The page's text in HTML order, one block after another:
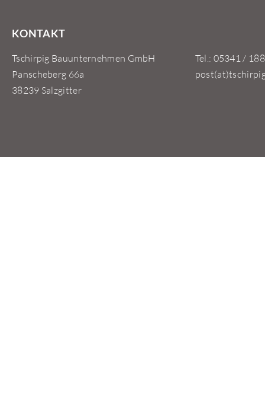
KONTAKT
Tschirpig Bauunternehmen GmbH
Panscheberg 66a
38239 Salzgitter
Tel.: 05341 /